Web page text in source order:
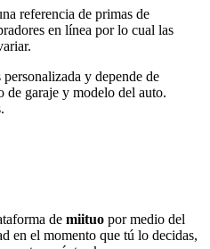
referencia de primas de
en línea por lo cual las
y depende de
de garaje y modelo del auto.
de miituo por medio del
en el momento que tú lo decidas,